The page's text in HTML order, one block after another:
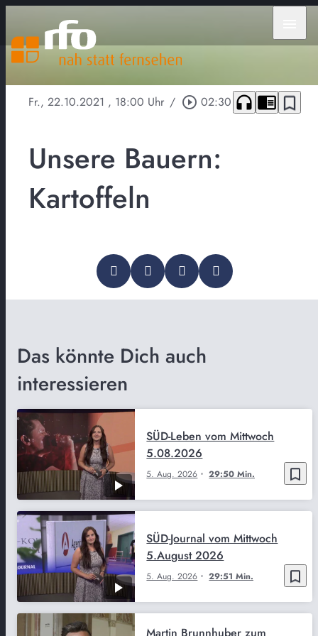
Fr., 22.10.2021 , 18:00 Uhr / play_circle_outline 02:30 headphones chrome_reader_mode bookmark_border
Unsere Bauern:
Kartoffeln
Das könnte Dich auch
interessieren
bookmark_border
5. Aug. 2026 29:50 Min.
SÜD-Leben vom Mittwoch
5.08.2026
bookmark_border
5. Aug. 2026 29:51 Min.
SÜD-Journal vom Mittwoch
5.August 2026
Martin Brunnhuber zum